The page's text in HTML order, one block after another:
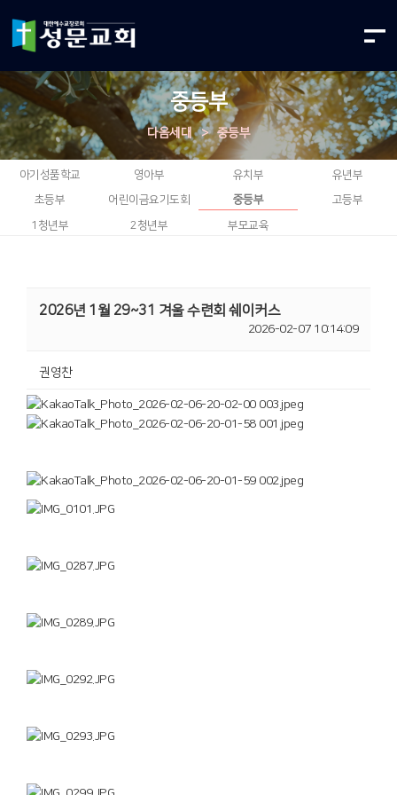
중등부
다음세대 > 중등부
아기성품학교 영아부 유치부
유년부
초등부
어린이금요기도회 중등부 고등부
1청년부 2청년부 부모교육
2026년 1월 29~31 겨울 수련회 쉐이커스
2026-02-07 10:14:09
권영찬